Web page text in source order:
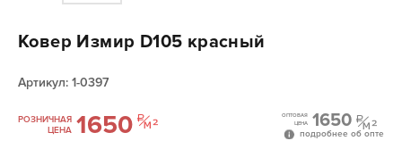
Ковер Измир D105 красный
Артикул: 1-0397
РОЗНИЧНАЯ
ЦЕНА 1650
ОПТОВАЯ
ЦЕНА
1650
подробнее об опте